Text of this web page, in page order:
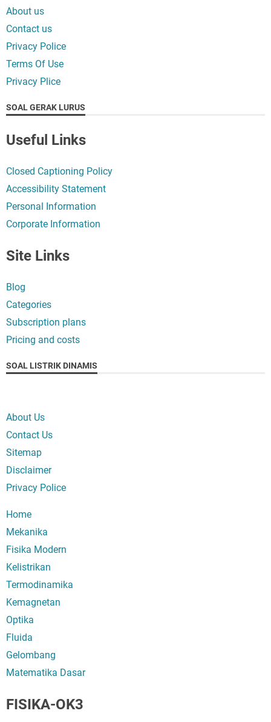
About us
Contact us
Privacy Police
Terms Of Use
Privacy Plice
SOAL GERAK LURUS
Useful Links
Closed Captioning Policy
Accessibility Statement
Personal Information
Corporate Information
Site Links
Blog
Categories
Subscription plans
Pricing and costs
SOAL LISTRIK DINAMIS
About Us
Contact Us
Sitemap
Disclaimer
Privacy Police
Home
Mekanika
Fisika Modern
Kelistrikan
Termodinamika
Kemagnetan
Optika
Fluida
Gelombang
Matematika Dasar
FISIKA-OK3